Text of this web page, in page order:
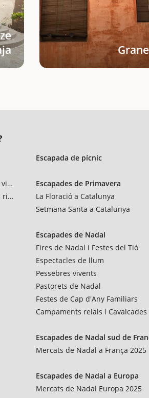
verdes
Escapada de pícnic
Escapades de Primavera
La Floració a Catalunya
Setmana Santa a Catalunya
Escapades de Nadal
Fires de Nadal i Festes del Tió
Espectacles de llum
Pessebres vivents
Pastorets de Nadal
Festes de Cap d'Any Familiars
Campaments reials i Cavalcades
Escapades de Nadal sud de
Mercats de Nadal a França 2025
Escapades de Nadal a Europa
Mercats de Nadal Europa 2025